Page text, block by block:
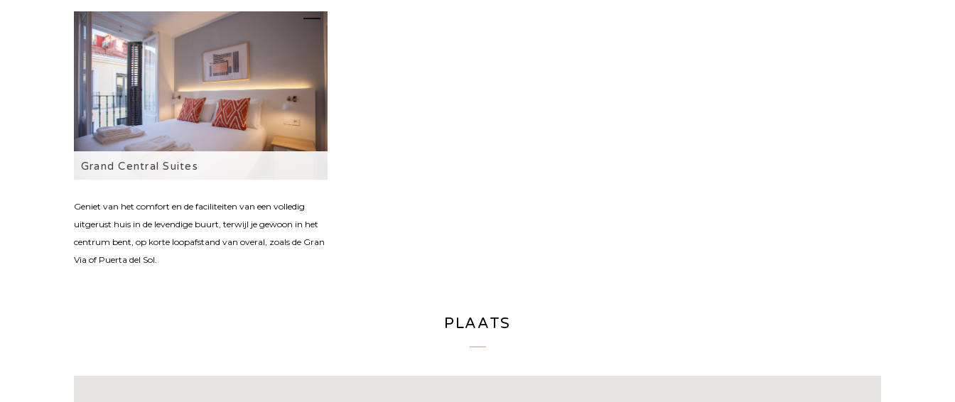
Grand Central Suites
Geniet van het comfort en de faciliteiten van een volledig
uitgerust huis in de levendige buurt, terwijl je gewoon in het
centrum bent, op korte loopafstand van overal, zoals de Gran
Via of Puerta del Sol.
PLAATS